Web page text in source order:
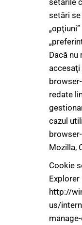
setările
setări
Dacă nu
accesaţi
redate
cazul
Mozilla,
Cookie
Explorer
http://
us/